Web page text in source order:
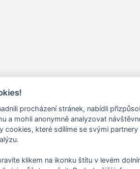
procházení stránek, nabídli
a mohli anonymně analyzovat
cookies, které sdílíme se svými
klikem na ikonku štítu v levém